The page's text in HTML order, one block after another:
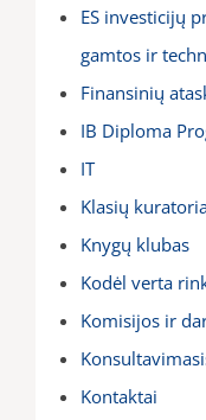
ES investicijų
gamtos ir
Finansinių
IB Diploma
IT
Klasių
Knygų klubas
Kodėl verta
Komisijos ir
Kontaktai